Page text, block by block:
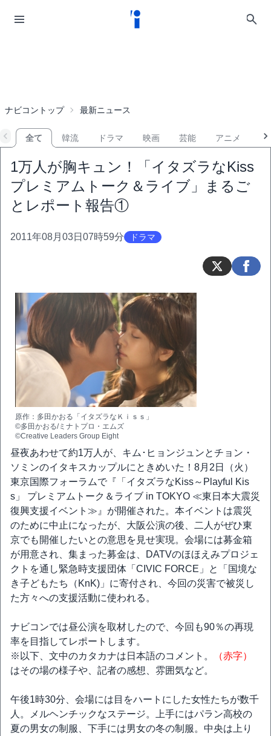
ナビコントップ 最新ニュース
全て 韓流 ドラマ 映画 芸能 アニメ
1万人が胸キュン！「イタズラなKiss
プレミアムトーク＆ライブ」まるご
とレポート報告①
2011年08月03日07時59分 ドラマ
原作：多田かおる「イタズラなＫｉｓｓ」
©多田かおる/ミナトプロ・エムズ
©Creative Leaders Group Eight
昼夜あわせて約1万人が、キム･ヒョンジュンとチョン・
ソミンのイタキスカップルにときめいた！8月2日（火）
東京国際フォーラムで『「イタズラなKiss～Playful Kis
s」 プレミアムトーク＆ライブ in TOKYO ≪東日本大震災
復興支援イベント≫』が開催された。本イベントは震災
のために中止になったが、大阪公演の後、二人がぜひ東
京でも開催したいとの意思を見せ実現。会場には募金箱
が用意され、集まった募金は、DATVのほほえみプロジェ
クトを通し緊急時支援団体「CIVIC FORCE」と「国境な
き子どもたち（KnK)」に寄付され、今回の災害で被災し
た方々への支援活動に使われる。
ナビコンでは昼公演を取材したので、今回も90％の再現
率を目指してレポートします。
※以下、文中のカタカナは日本語のコメント。
（赤字）
はその場の様子や、記者の感想、雰囲気など。
午後1時30分、会場には目をハートにした女性たちが数千
人。メルヘンチックなステージ。上手にはパラン高校の
夏の男女の制服、下手には男女の冬の制服。中央は上り